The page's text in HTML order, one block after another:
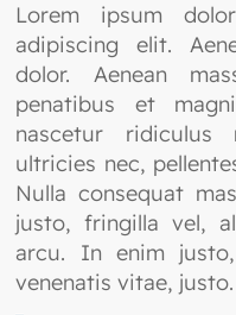
Lorem ipsum
adipiscing elit.
dolor. Aenean
penatibus et
nascetur ridiculus
ultricies nec,
Nulla consequat
justo, fringilla vel,
arcu. In enim
venenatis vitae, justo.